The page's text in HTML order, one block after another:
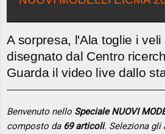
A sorpresa, l'Ala toglie i
disegnato dal Centro
Guarda il video live dallo
Benvenuto nello Speciale NUOVI
composto da 69 articoli. Seleziona